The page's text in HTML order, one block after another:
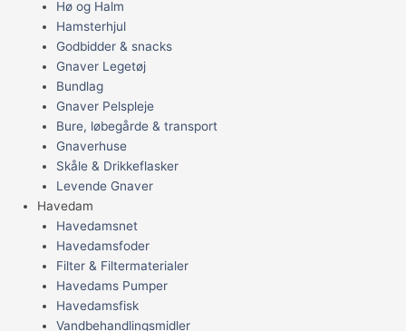
Hø og Halm
Hamsterhjul
Godbidder & snacks
Gnaver Legetøj
Bundlag
Gnaver Pelspleje
Bure, løbegårde & transport
Gnaverhuse
Skåle & Drikkeflasker
Levende Gnaver
Havedam
Havedamsnet
Havedamsfoder
Filter & Filtermaterialer
Havedams Pumper
Havedamsfisk
Vandbehandlingsmidler